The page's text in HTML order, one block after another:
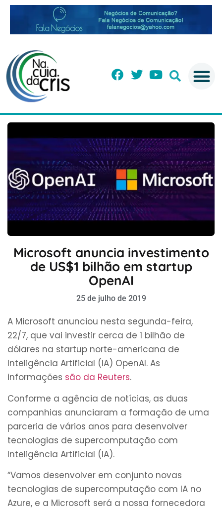
Microsoft anuncia investimento
de US$1 bilhão em startup
OpenAI
25 de julho de 2019
A Microsoft anunciou nesta segunda-feira,
22/7, que vai investir cerca de 1 bilhão de
dólares na startup norte-americana de
Inteligência Artificial (IA) OpenAI. As
informações são da Reuters.
Conforme a agência de notícias, as duas
companhias anunciaram a formação de uma
parceria de vários anos para desenvolver
tecnologias de supercomputação com
Inteligência Artificial (IA).
“Vamos desenvolver em conjunto novas
tecnologias de supercomputação com IA no
Azure, e a Microsoft será a nossa fornecedora